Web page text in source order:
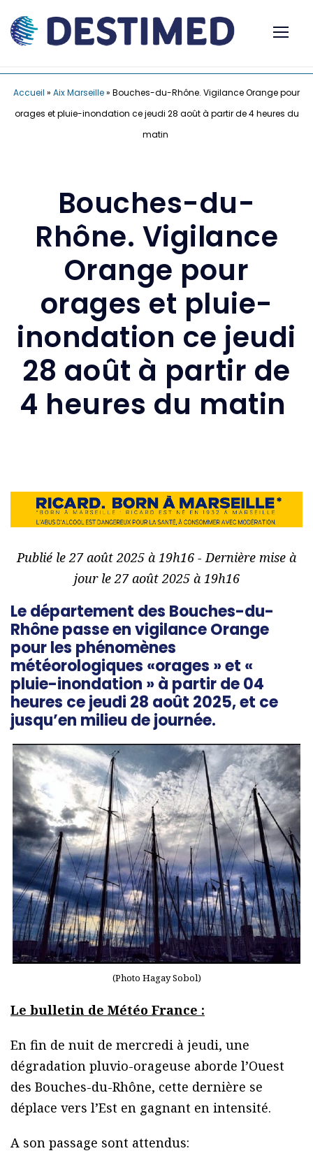
Accueil » Aix Marseille» Bouches-du-Rhône. Vigilance Orange pour
orages et pluie-inondation ce jeudi 28 août à partir de 4 heures du
matin
Bouches-du-
Rhône. Vigilance
Orange pour
orages et pluie-
inondation ce jeudi
28 août à partir de
4 heures du matin
Publié le 27 août 2025 à 19h16 - Dernière mise à
jour le 27 août 2025 à 19h16
Le département des Bouches-du-
Rhône passe en vigilance Orange
pour les phénomènes
météorologiques «orages » et «
pluie-inondation » à partir de 04
heures ce jeudi 28 août 2025, et ce
jusqu’en milieu de journée.
(Photo Hagay Sobol)
Le bulletin de Météo France :
En fin de nuit de mercredi à jeudi, une
dégradation pluvio-orageuse aborde l’Ouest
des Bouches-du-Rhône, cette dernière se
déplace vers l’Est en gagnant en intensité.
A son passage sont attendus: